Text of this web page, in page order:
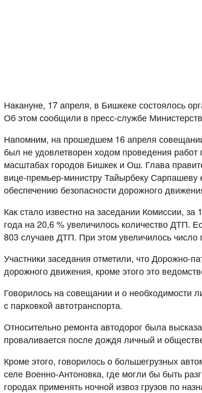
Накануне, 17 апреля, в Бишкеке состоялось
Об этом сообщили в пресс-службе
Напомним, на прошедшем 16 апреля
был не удовлетворен ходом проведения работ
масштабах городов Бишкек и Ош. Глава
вице-премьер-министру Тайырбеку
обеспечению безопасности дорожного
Как стало известно на заседании Комиссии,
года на 20,6 % увеличилось количество ДТП.
803 случаев ДТП. При этом увеличилось
Участники заседания отметили, что Дорожно-
дорожного движения, кроме этого это
Говорилось на совещании и о необходимости
с парковкой автотранспорта.
Относительно ремонта автодорог была
проваливается после дождя личный и
Кроме этого, говорилось о большегрузных
селе Военно-Антоновка, где могли бы быть
городах применять ночной извоз грузов по